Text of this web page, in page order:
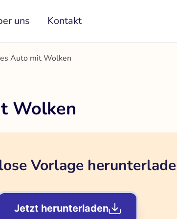
uns Kontakt
Auto mit Wolken
Wolken
Vorlage
Jetzt herunterladen